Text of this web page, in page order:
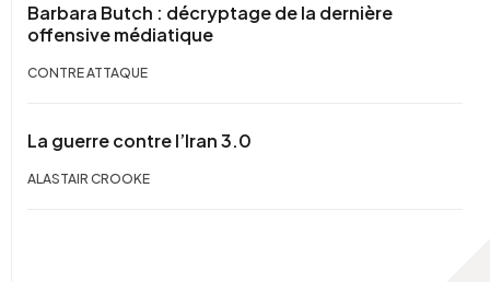
Barbara Butch : décryptage de la dernière
offensive médiatique
CONTRE ATTAQUE
La guerre contre l’Iran 3.0
ALASTAIR CROOKE